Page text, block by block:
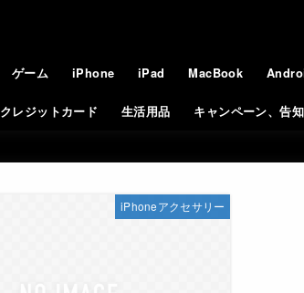
ゲーム iPhone iPad MacBook
クレジットカード 生活用品 キャンペーン、告
iPhoneアクセサリー